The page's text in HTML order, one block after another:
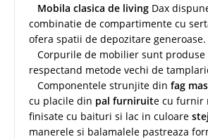
Mobila clasica de living Dax
combinatie de compartimente cu
ofera spatii de depozitare generoase.
Corpurile de mobilier sunt produse
respectand metode vechi de
Componentele strunjite din fag
cu placile din pal furniruite cu furnir
finisate cu baituri si lac in culoare
manerele si balamalele pastreaza